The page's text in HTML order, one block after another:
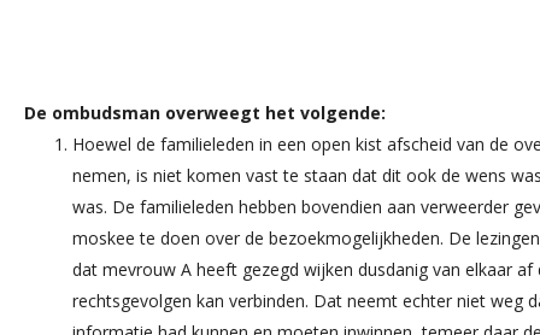
De ombudsman overweegt het volgende:
Hoewel de familieleden in een open kist afscheid van de
nemen, is niet komen vast te staan dat dit ook de wens
was. De familieleden hebben bovendien aan verweerder
moskee te doen over de bezoekmogelijkheden. De
dat mevrouw A heeft gezegd wijken dusdanig van elkaar af
rechtsgevolgen kan verbinden. Dat neemt echter niet weg